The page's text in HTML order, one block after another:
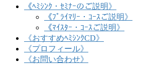
《ﾍﾐｼﾝｸ・ｾﾐﾅｰのご説明》
《ﾌﾟﾗｲﾏﾘｰ・ｺｰｽご説明》
《ﾏｲｽﾀｰ・ｺｰｽご説明》
《おすすめﾍﾐｼﾝｸCD》
《プロフィール》
《お問い合わせ》